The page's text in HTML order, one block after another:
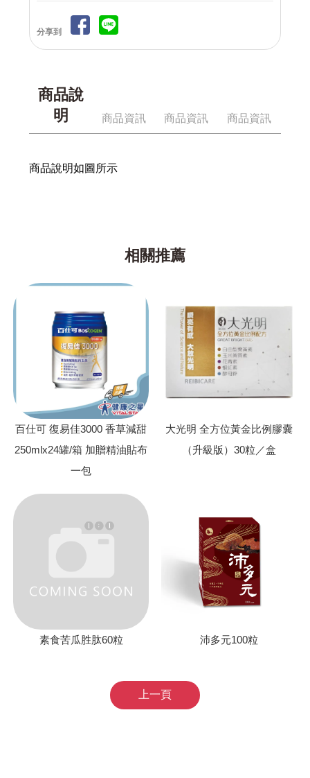
分享到
商品說
明
商品資訊 商品資訊 商品資訊
商品說明如圖所示
百仕可 復易佳3000 香草減甜
250mlx24罐/箱 加贈精油貼布
一包
大光明 全方位黃金比例膠囊
（升級版）30粒／盒
素食苦瓜胜肽60粒 沛多元100粒
上一頁